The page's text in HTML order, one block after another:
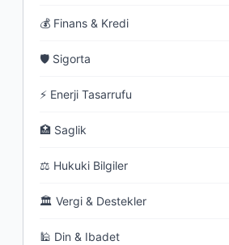
💰 Finans & Kredi
🛡 Sigorta
⚡ Enerji Tasarrufu
🏥 Saglik
⚖ Hukuki Bilgiler
🏛 Vergi & Destekler
🕌 Din & Ibadet